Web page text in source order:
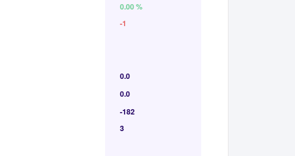
0.00 %
-1
0.0
0.0
-182
3